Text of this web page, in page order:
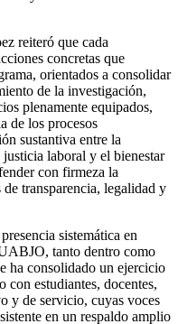
reiteró que cada
concretas que
orientados a consolidar
de la investigación,
plenamente equipados,
de los procesos
sustantiva entre la
laboral y el bienestar
con firmeza la
transparencia, legalidad y
sistemática en
tanto dentro como
ha consolidado un ejercicio
estudiantes, docentes,
y de servicio, cuyas voces
en un respaldo amplio